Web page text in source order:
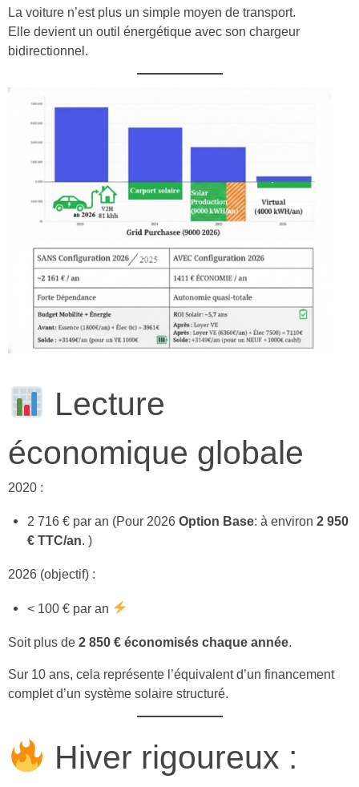
La voiture n’est plus un simple moyen de transport.
Elle devient un outil énergétique avec son chargeur
bidirectionnel.
Lecture
économique globale
2020 :
2 716 € par an (Pour 2026Option Base: à environ2 950
€ TTC/an. )
2026 (objectif) :
< 100 € par an
Soit plus de 2 850 € économisés chaque année.
Sur 10 ans, cela représente l’équivalent d’un financement
complet d’un système solaire structuré.
Hiver rigoureux :